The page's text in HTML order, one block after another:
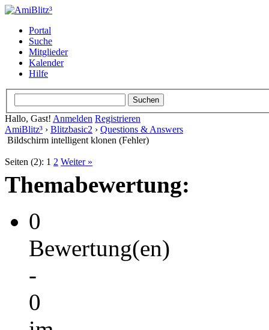
Portal
Suche
Mitglieder
Kalender
Hilfe
Hallo, Gast! Anmelden Registrieren
AmiBlitz³ › Blitzbasic2 › Questions & Answers
Bildschirm intelligent klonen (Fehler)
Seiten (2): 1 2 Weiter »
Themabewertung:
0
Bewertung(en)
-
0